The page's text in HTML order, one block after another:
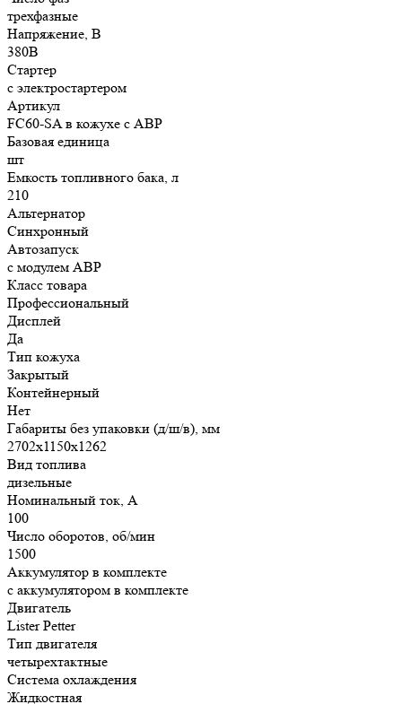
трехфазные
Напряжение, В
380В
Стартер
с электростартером
Артикул
FC60-SA в кожухе с АВР
Базовая единица
шт
Емкость топливного бака, л
210
Альтернатор
Синхронный
Автозапуск
с модулем АВР
Класс товара
Профессиональный
Дисплей
Да
Тип кожуха
Закрытый
Контейнерный
Нет
Габариты без упаковки (д/ш/в), мм
2702х1150х1262
Вид топлива
дизельные
Номинальный ток, А
100
Число оборотов, об/мин
1500
Аккумулятор в комплекте
с аккумулятором в комплекте
Двигатель
Lister Petter
Тип двигателя
четырехтактные
Система охлаждения
Жидкостная